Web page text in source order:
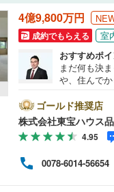
4億9,800万円
成約でもらえる 室
おすすめポ
まだ何も決
や、住んで
ートを大切
に後悔しな
い。【Yahoo
ボーナスラ
になります
ださい。※必
ライトは出
ゴールド推奨店
株式会社東宝ハウス
4.95
0078-6014-56654
即入居可能（1
オンライン対応
オンライン対応